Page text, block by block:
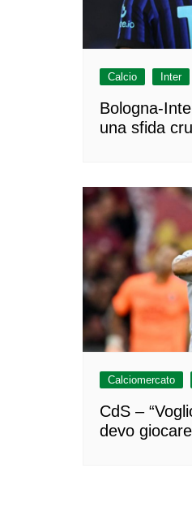
Calcio Inter
Bologna-
una sfida
Calciomercato
CdS –
devo